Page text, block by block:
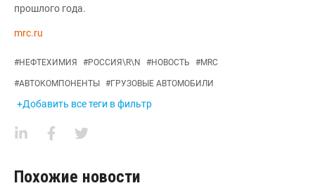
прошлого года.
mrc.ru
#НЕФТЕХИМИЯ #РОССИЯ\R\N #НОВОСТЬ #MRC
#АВТОКОМПОНЕНТЫ #ГРУЗОВЫЕ АВТОМОБИЛИ
+Добавить все теги в фильтр
Похожие новости